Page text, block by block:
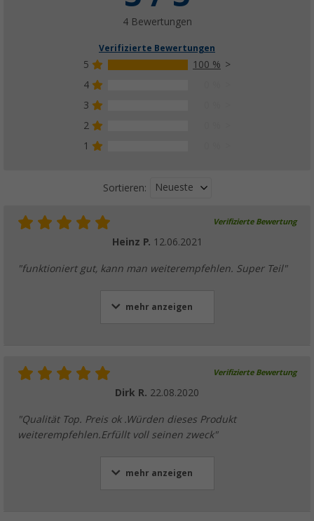
4 Bewertungen
Verifizierte Bewertungen
5
100 %
4
3
2
1
Sortieren: Neueste
Verifizierte Bewertung
Heinz P. 12.06.2021
"funktioniert gut, kann man weiterempfehlen. Super Teil"
mehr anzeigen
Verifizierte Bewertung
Dirk R. 22.08.2020
"Qualität Top. Preis ok .Würden dieses Produkt
weiterempfehlen.Erfüllt voll seinen zweck"
mehr anzeigen